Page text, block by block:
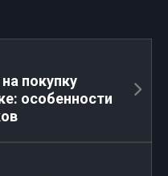
покупку
особенности